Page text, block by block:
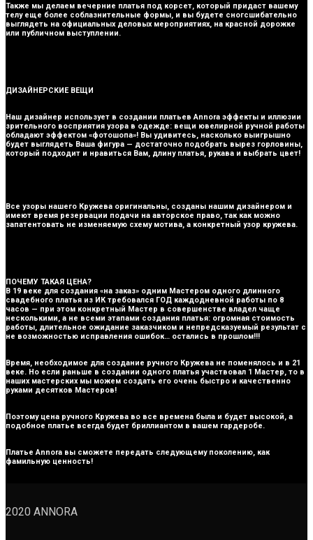
Также мы делаем вечерние платья под корсет, который придаст вашему
телу еще более соблазнительные формы, и вы будете сногсшибательно
выглядеть на официальных деловых мероприятиях, на красной дорожке
или публичном выступлении.
ДИЗАЙНЕРСКИЕ ВЕЩИ
Наш дизайнер использует в создании платьев Annora эффекты и иллюзии
зрительного восприятия узора в одежде: вещи ювелирной ручной работы
обладают эффектом «фотошопа»! Вы удивитесь, насколько выигрышно
будет выглядеть Ваша фигура — достаточно подобрать вырез горловины,
который подходит и нравиться Вам, длину платья, рукава и выбрать цвет!
Все узоры нашего Кружева оригинальны, созданы нашим дизайнером и
имеют время резервации подачи на авторское право, так как можно
запатентовать не изменяемую схему мотива, а конкретный узор кружева.
ПОЧЕМУ ТАКАЯ ЦЕНА?
В 19 веке для создания «на заказ» одним Мастером одного длинного
свадебного платья из ИК требовался ГОД каждодневной работы по 8
часов — при этом конкретный Мастер в совершенстве владел чаще
несколькими, а не всеми этапами создания платья: огромная стоимость
работы, длительное ожидание заказчиком и непредсказуемый результат с
не возможностью исправления ошибок… остались в прошлом!!!
Время, необходимое для создание ручного Кружева не поменялось и в 21
веке. Но если раньше в создании одного платья участвовал 1 Мастер, то в
наших мастерских мы можем создать его очень быстро и качественно
руками десятков Мастеров!
Поэтому цена ручного Кружева во все времена была и будет высокой, а
подобное платье всегда будет бриллиантом в вашем гардеробе.
Платье Annora вы сможете передать следующему поколению, как
фамильную ценность!
2020 ANNORA